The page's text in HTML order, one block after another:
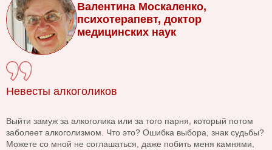
Валентина Москаленко,
психотерапевт, доктор
медицинских наук
Невесты алкоголиков
Выйти замуж за алкоголика или за того парня, который потом
заболеет алкоголизмом. Что это? Ошибка выбора, знак судьбы?
Можете со мной не соглашаться, даже побить меня камнями,